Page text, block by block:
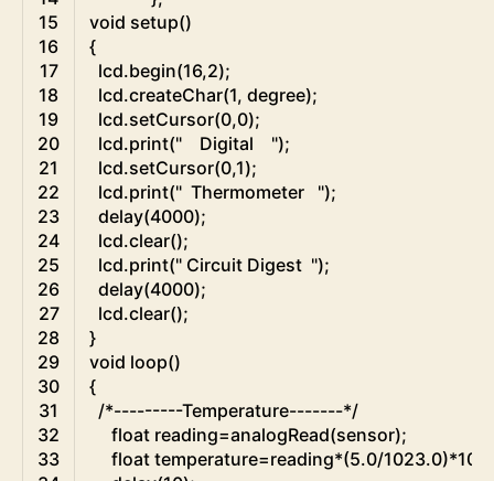
15
16
17
18
19
20
21
22
23
24
25
26
27
28
29
30
31
32
33
void setup()
{
lcd.begin(16,2);
lcd.createChar(1, degree);
lcd.setCursor(0,0);
lcd.print("    Digital    ");
lcd.setCursor(0,1);
lcd.print("  Thermometer   ");
delay(4000);
lcd.clear();
lcd.print(" Circuit Digest  ");
delay(4000);
lcd.clear();
}
void loop()
{
/*---------Temperature-------*/
float reading=analogRead(sensor);
float temperature=reading*(5.0/1023.0)*100